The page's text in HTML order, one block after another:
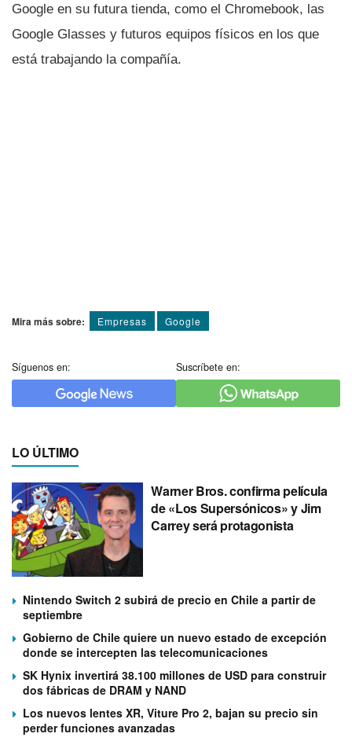
Google en su futura tienda, como el Chromebook, las
Google Glasses y futuros equipos fí­sicos en los que
está trabajando la compañí­a.
Mira más sobre: Empresas Google
Síguenos en: Suscríbete en:
LO ÚLTIMO
Warner Bros. confirma película
de «Los Supersónicos» y Jim
Carrey será protagonista
Nintendo Switch 2 subirá de precio en Chile a partir de
septiembre
Gobierno de Chile quiere un nuevo estado de excepción
donde se intercepten las telecomunicaciones
SK Hynix invertirá 38.100 millones de USD para construir
dos fábricas de DRAM y NAND
Los nuevos lentes XR, Viture Pro 2, bajan su precio sin
perder funciones avanzadas